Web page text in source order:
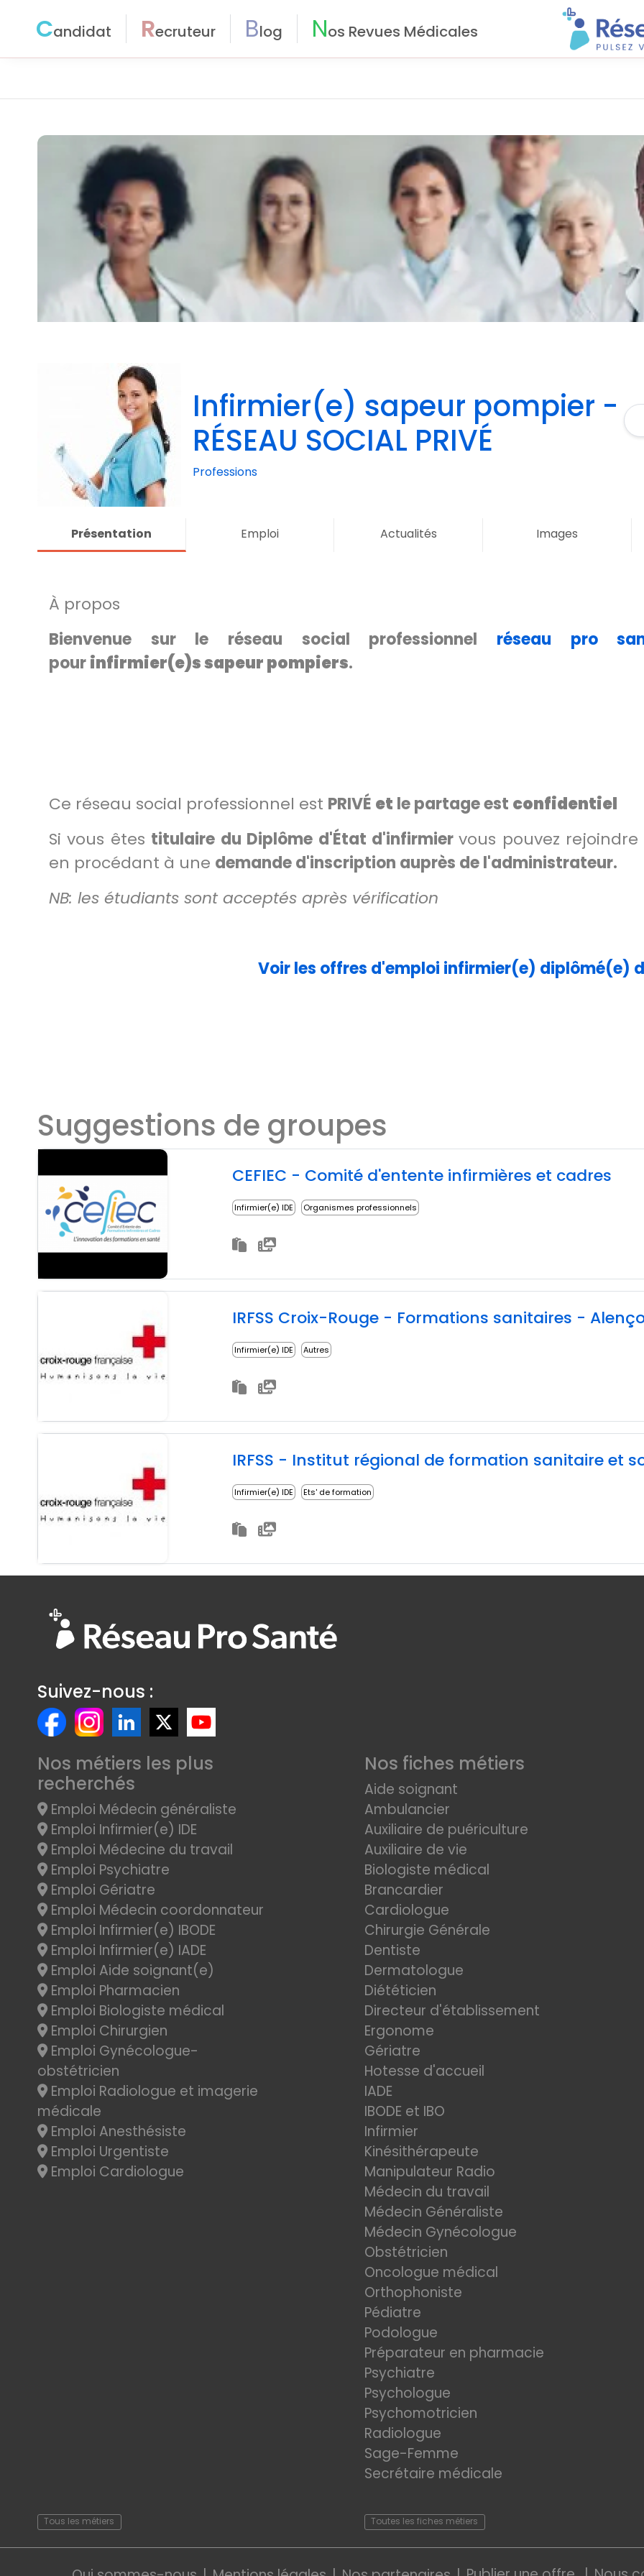
Candidat Recruteur Blog Nos Revues Médicales
Infirmier(e) sapeur pompier -
RÉSEAU SOCIAL PRIVÉ
Professions
Présentation Emploi Actualités Images
À propos
Bienvenue sur le réseau social professionnel réseau pro
pourinfirmier(e)s sapeur pompiers.
Ce réseau social professionnel est PRIVÉ et le partage est confidentiel
Si vous êtes titulaire du Diplôme d'État d'infirmiervous pouvez
en procédant à une demande d'inscription auprès de l'administrateur.
NB: les étudiants sont acceptés après vérification
Voir les offres d'emploi infirmier(e) diplômé(e)
Suggestions de groupes
CEFIEC - Comité d'entente infirmières et cadres
Infirmier(e) IDE Organismes professionnels
IRFSS Croix-Rouge - Formations sanitaires -
Infirmier(e) IDE Autres
Infirmier(e) IDE Ets' de formation
Suivez-nous :
Nos métiers les plus
recherchés
Emploi Médecin généraliste
Emploi Infirmier(e) IDE
Emploi Médecine du travail
Emploi Psychiatre
Emploi Gériatre
Emploi Médecin coordonnateur
Emploi Infirmier(e) IBODE
Emploi Infirmier(e) IADE
Emploi Aide soignant(e)
Emploi Pharmacien
Emploi Biologiste médical
Emploi Chirurgien
Emploi Gynécologue-
obstétricien
Emploi Radiologue et imagerie
médicale
Emploi Anesthésiste
Emploi Urgentiste
Emploi Cardiologue
Tous les métiers
Nos fiches métiers
Aide soignant
Ambulancier
Auxiliaire de puériculture
Auxiliaire de vie
Biologiste médical
Brancardier
Cardiologue
Chirurgie Générale
Dentiste
Dermatologue
Diététicien
Directeur d'établissement
Ergonome
Gériatre
Hotesse d'accueil
IADE
IBODE et IBO
Infirmier
Kinésithérapeute
Manipulateur Radio
Médecin du travail
Médecin Généraliste
Médecin Gynécologue
Obstétricien
Oncologue médical
Orthophoniste
Pédiatre
Podologue
Préparateur en pharmacie
Psychiatre
Psychologue
Psychomotricien
Radiologue
Sage-Femme
Secrétaire médicale
Toutes les fiches métiers